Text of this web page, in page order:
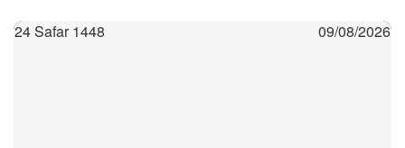
24 Safar 1448 09/08/2026